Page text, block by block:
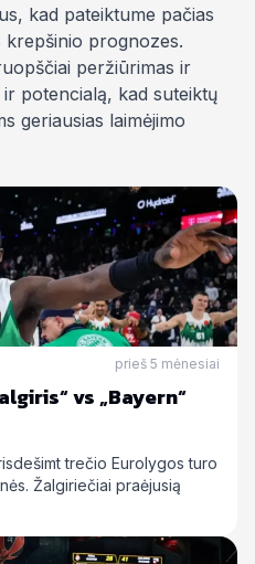
kad pateiktume pačias
krepšinio prognozes.
peržiūrimas ir
potencialą, kad suteiktų
geriausias laimėjimo
prieš 5 mėnesiai
vs „Bayern“
trečio Eurolygos turo
Žalgiriečiai praėjusią